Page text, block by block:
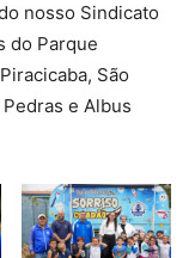
nosso Sindicato
do Parque
São
e Albus